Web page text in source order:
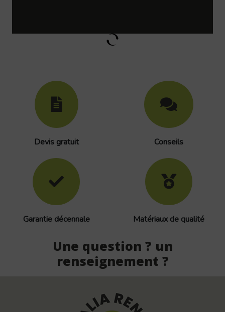
Devis gratuit Conseils
Garantie décennale Matériaux de qualité
Une question ? un
renseignement ?